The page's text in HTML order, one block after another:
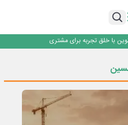
پایدار، درآمدهای کارمزدی و بازسازی اعتماد
با خلق تجربه برای مشتری
مرکزی منصوب شد
پایدار، درآمدهای کارمزدی و بازسازی اعتماد